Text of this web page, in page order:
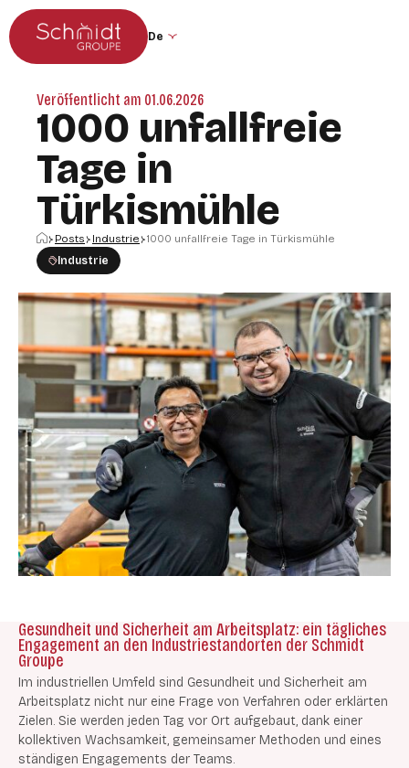
Zum Hauptmenü
Zum Inhalt springen
Sprache der Website ändern (die Seite
Veröffentlicht am 01.06.2026
1000 unfallfreie
Tage in
Türkismühle
Startseite
Posts Industrie
1000 unfallfreie Tage in Türkismühle
Industrie
Gesundheit und Sicherheit am Arbeitsplatz: ein tägliches
Engagement an den Industriestandorten der Schmidt
Groupe
Im industriellen Umfeld sind Gesundheit und Sicherheit am
Arbeitsplatz nicht nur eine Frage von Verfahren oder erklärten
Zielen. Sie werden jeden Tag vor Ort aufgebaut, dank einer
kollektiven Wachsamkeit, gemeinsamer Methoden und eines
ständigen Engagements der Teams.